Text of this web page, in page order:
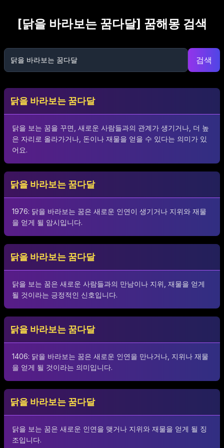
[닭을 바라보는 꿈다달] 꿈해몽 검색
검색
닭을 바라보는 꿈다달
닭을 보는 꿈을 꾸면, 새로운 사람들과의 관계가 생기거나, 더 높
은 자리로 올라가거나, 돈이나 재물을 얻을 수 있다는 의미가 있
어요.
닭을 바라보는 꿈다달
1976: 닭을 바라보는 꿈은 새로운 인연이 생기거나 지위와 재물
을 얻게 될 암시입니다.
닭을 바라보는 꿈다달
닭을 보는 꿈은 새로운 사람들과의 만남이나 지위, 재물을 얻게
될 것이라는 긍정적인 신호입니다.
닭을 바라보는 꿈다달
1406: 닭을 바라보는 꿈은 새로운 인연을 만나거나, 지위나 재물
을 얻게 될 것이라는 의미입니다.
닭을 바라보는 꿈다달
닭을 보는 꿈은 새로운 인연을 맺거나 지위와 재물을 얻게 될 징
조입니다.